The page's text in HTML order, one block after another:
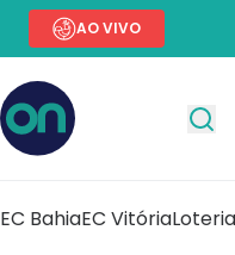
AO VIVO
EC BahiaEC Vitória